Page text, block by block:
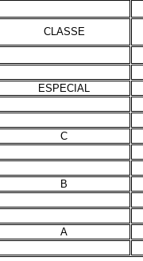
CLASSE
ESPECIAL
C
B
A